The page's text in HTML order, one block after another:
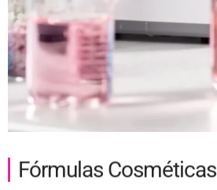
Fórmulas Cosméticas